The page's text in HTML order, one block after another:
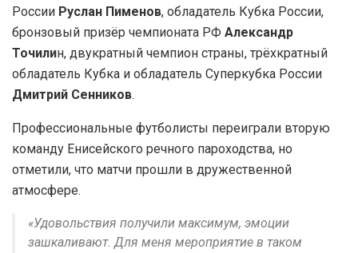
России Руслан Пименов, обладатель Кубка России,
бронзовый призёр чемпионата РФ Александр
Точилин, двукратный чемпион страны, трёхкратный
обладатель Кубка и обладатель Суперкубка России
Дмитрий Сенников.
Профессиональные футболисты переиграли вторую
команду Енисейского речного пароходства, но
отметили, что матчи прошли в дружественной
атмосфере.
«Удовольствия получили максимум, эмоции
зашкаливают. Для меня мероприятие в таком